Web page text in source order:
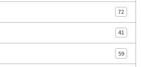
72
41
59